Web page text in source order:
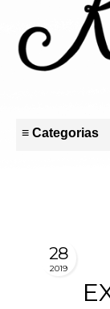
≡ Categorias
28
2019